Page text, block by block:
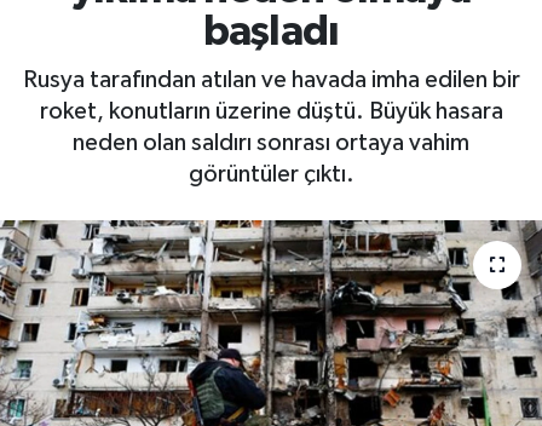
başladı
Rusya tarafından atılan ve havada imha edilen bir
roket, konutların üzerine düştü. Büyük hasara
neden olan saldırı sonrası ortaya vahim
görüntüler çıktı.
Son Dakika Haberleri
Haber Arşivi